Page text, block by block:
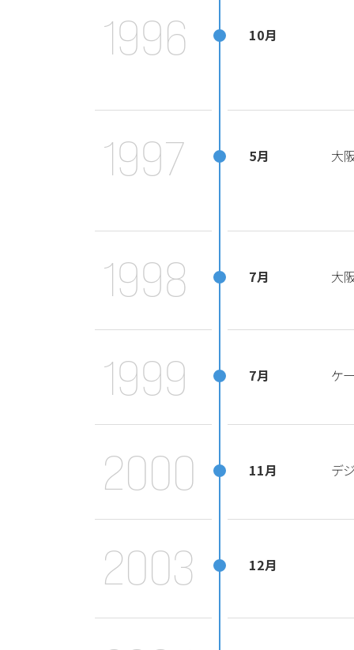
1996 10月
1997 5月 大
1998 7月 大
1999 7月 ケ
2000 11月 デ
2003 12月